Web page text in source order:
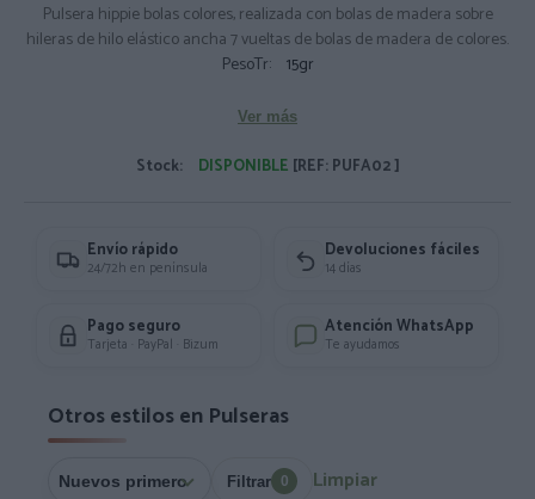
Pulsera hippie bolas colores, realizada con bolas de madera sobre
hileras de hilo elástico ancha 7 vueltas de bolas de madera de colores.
PesoTr: 15gr
Ver más
Stock: DISPONIBLE [REF: PUFA02 ]
Envío rápido
24/72h en península
Devoluciones fáciles
14 días
Pago seguro
Tarjeta · PayPal · Bizum
Atención WhatsApp
Te ayudamos
Otros estilos en Pulseras
Filtrar 0 Limpiar